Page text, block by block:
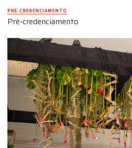
PRÉ-CREDENCIAMENTO
Pré-credenciamento